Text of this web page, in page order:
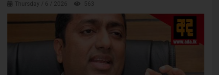
Thursday / 6 / 2026 563